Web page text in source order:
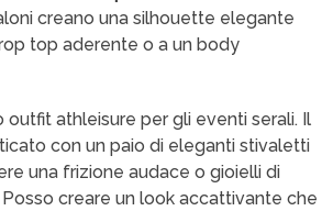
creano una silhouette elegante
top aderente o a un body
athleisure per gli eventi serali. Il
con un paio di eleganti stivaletti
una frizione audace o gioielli di
creare un look accattivante che